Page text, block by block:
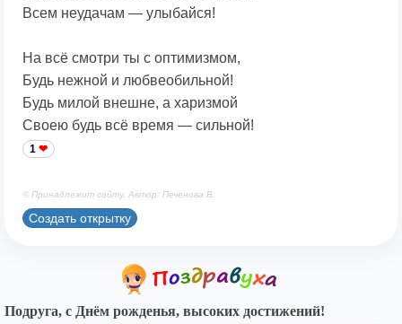
Всем неудачам — улыбайся!
На всё смотри ты с оптимизмом,
Будь нежной и любвеобильной!
Будь милой внешне, а харизмой
Своею будь всё время — сильной!
1
© Принадлежит сайту. Автор: Печенова В.
Создать открытку
Подруга, с Днём рожденья, высоких достижений!